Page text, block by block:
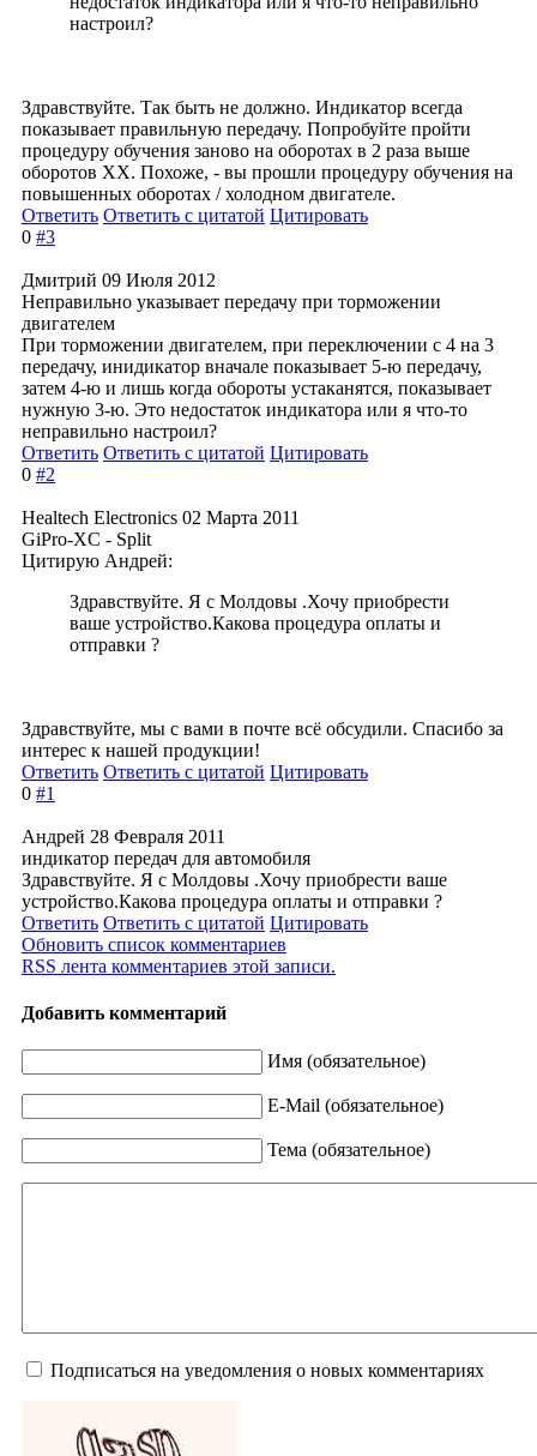
настроил?
Здравствуйте. Так быть не должно. Индикатор всегда
показывает правильную передачу. Попробуйте пройти
процедуру обучения заново на оборотах в 2 раза выше
оборотов ХХ. Похоже, - вы прошли процедуру обучения на
повышенных оборотах / холодном двигателе.
Ответить Ответить с цитатой Цитировать
0 #3
Дмитрий 09 Июля 2012
Неправильно указывает передачу при торможении
двигателем
При торможении двигателем, при переключении с 4 на 3
передачу, инидикатор вначале показывает 5-ю передачу,
затем 4-ю и лишь когда обороты устаканятся, показывает
нужную 3-ю. Это недостаток индикатора или я что-то
неправильно настроил?
Ответить Ответить с цитатой Цитировать
0 #2
Healtech Electronics 02 Марта 2011
GiPro-XC - Split
Цитирую Андрей:
Здравствуйте. Я с Молдовы .Хочу приобрести
ваше устройство.Какова процедура оплаты и
отправки ?
Здравствуйте, мы с вами в почте всё обсудили. Спасибо за
интерес к нашей продукции!
Ответить Ответить с цитатой Цитировать
0 #1
Андрей 28 Февраля 2011
индикатор передач для автомобиля
Здравствуйте. Я с Молдовы .Хочу приобрести ваше
устройство.Какова процедура оплаты и отправки ?
Ответить Ответить с цитатой Цитировать
Обновить список комментариев
RSS лента комментариев этой записи.
Добавить комментарий
Имя (обязательное)
E-Mail (обязательное)
Тема (обязательное)
Подписаться на уведомления о новых комментариях